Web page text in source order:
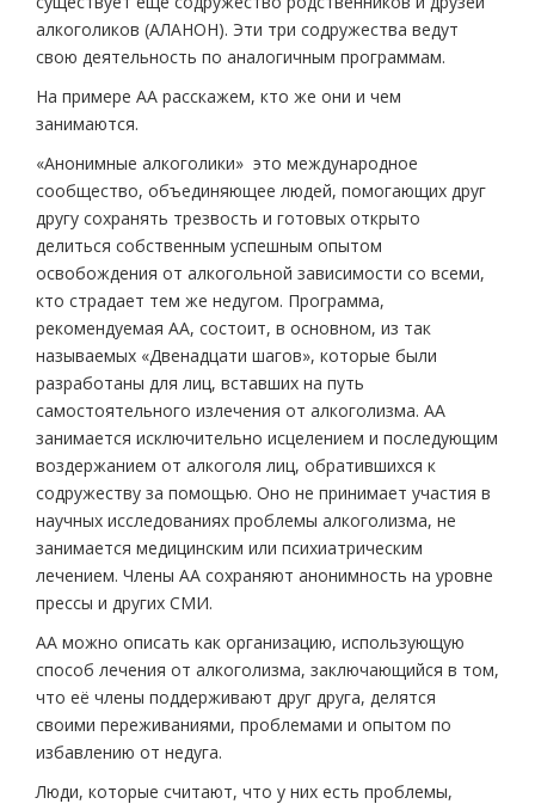
алкоголиков (АЛ­АНОН). Эти три содружества ведут
свою деятельность по аналогичным программам.
На примере АА расскажем, кто же они и чем
занимаются.
«Анонимные алкоголики» ­ это международное
сообщество, объединяющее людей, помогающих друг
другу сохранять трезвость и готовых открыто
делиться собственным успешным опытом
освобождения от алкогольной зависимости со всеми,
кто страдает тем же недугом. Программа,
рекомендуемая АА, состоит, в основном, из так
называемых «Двенадцати шагов», которые были
разработаны для лиц, вставших на путь
самостоятельного излечения от алкоголизма. АА
занимается исключительно исцелением и последующим
воздержанием от алкоголя лиц, обратившихся к
содружеству за помощью. Оно не принимает участия в
научных исследованиях проблемы алкоголизма, не
занимается медицинским или психиатрическим
лечением. Члены АА сохраняют анонимность на уровне
прессы и других СМИ.
АА можно описать как организацию, использующую
способ лечения от алкоголизма, заключающийся в том,
что её члены поддерживают друг друга, делятся
своими переживаниями, проблемами и опытом по
избавлению от недуга.
Люди, которые считают, что у них есть проблемы,